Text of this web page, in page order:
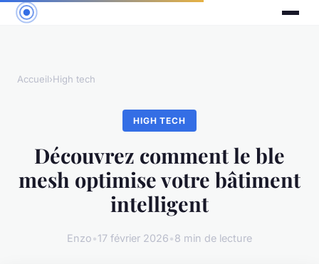
Accueil›High tech
HIGH TECH
Découvrez comment le ble
mesh optimise votre bâtiment
intelligent
Enzo•17 février 2026•8 min de lecture